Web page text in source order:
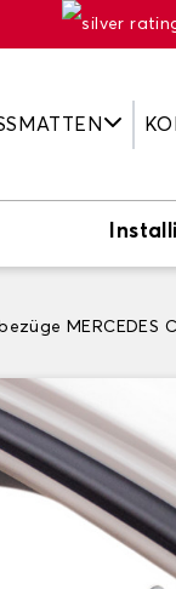
MERCEDES